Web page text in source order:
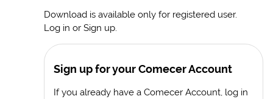
Download is available only for registered user.
Log in or Sign up.
Sign up for your Comecer Account
If you already have a Comecer Account, log in